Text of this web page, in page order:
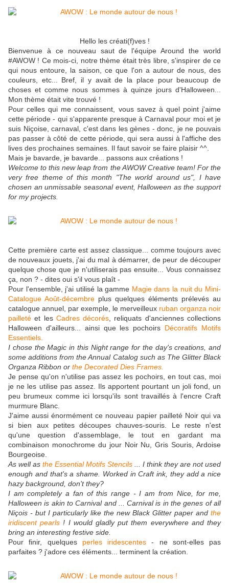
Hello les créati(f)ves !
Bienvenue à ce nouveau saut de l'équipe Around the world
#AWOW ! Ce mois-ci, notre thème était très libre, s'inspirer de ce
qui nous entoure, la saison, ce que l'on a autour de nous, des
couleurs, etc... Bref, il y avait de la place pour beaucoup de
choses et comme nous sommes à quinze jours d'Halloween...
Mon thème était vite trouvé !
Pour celles qui me connaissent, vous savez à quel point j'aime
cette période - qui s'apparente presque à Carnaval pour moi et je
suis Niçoise, carnaval, c'est dans les gènes - donc, je ne pouvais
pas passer à côté de cette période, qui sera aussi à l'affiche des
lives des prochaines semaines. Il faut savoir se faire plaisir ^^.
Mais je bavarde, je bavarde... passons aux créations !
Welcome to this new leap from the AWOW Creative team! For the
very free theme of this month "The world around us", I have
chosen an unmissable seasonal event, Halloween as the support
for my projects.
Cette première carte est assez classique... comme toujours avec
de nouveaux jouets, j'ai du mal à démarrer, de peur de découper
quelque chose que je n'utiliserais pas ensuite... Vous connaissez
ça, non ? - dites oui s'il vous plaît -
Pour l'ensemble, j'ai utilisé la gamme Magie dans la nuit du Mini-
Catalogue Août-décembre plus quelques éléments prélevés au
catalogue annuel, par exemple, le merveilleux ruban organza noir
pailleté et les Cadres décorés , reliquats d'anciennes collections
Halloween d'ailleurs... ainsi que les pochoirs Décoratifs Motifs
Essentiels.
I chose the Magic in this Night range for the day's creations, and
some additions from the Annual Catalog such as The Glitter Black
Organza Ribbon or the Decorated Dies Frames.
Je pense qu'on n'utilise pas assez les pochoirs, en tout cas, moi
je ne les utilise pas assez. Ils apportent pourtant un joli fond, un
peu brumeux comme ici lorsqu'ils sont travaillés à l'encre Craft
murmure Blanc.
J'aime aussi énormément ce nouveau papier pailleté Noir qui va
si bien aux petites découpes chauves-souris. Le reste n'est
qu'une question d'assemblage, le tout en gardant ma
combinaison monochrome du jour Noir Nu, Gris Souris, Ardoise
Bourgeoise.
As well as the Essential Motifs Stencils ... I think they are not used
enough and that's a shame. Worked in Craft ink, they add a nice
hazy background, don't they?
I am completely a fan of this range - I am from Nice, for me,
Halloween is akin to Carnival and ... Carnival is in the genes of all
Niçois - but I particularly like the new Black Glitter paper and the
iridiscent pearls ! I would gladly put them everywhere and they
bring an interesting festive side.
Pour finir, quelques perles iridescentes - ne sont-elles pas
parfaites ? j'adore ces éléments... terminent la création.